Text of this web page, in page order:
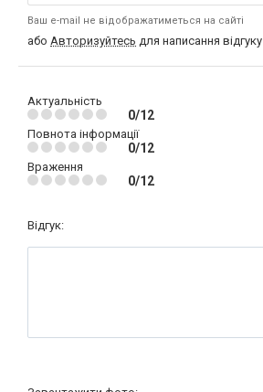
Ваш e-mail не відображатиметься на сайті
або Авторизуйтесь для написання відгуку
Актуальність
0/12
Повнота інформації
0/12
Враження
0/12
Відгук: